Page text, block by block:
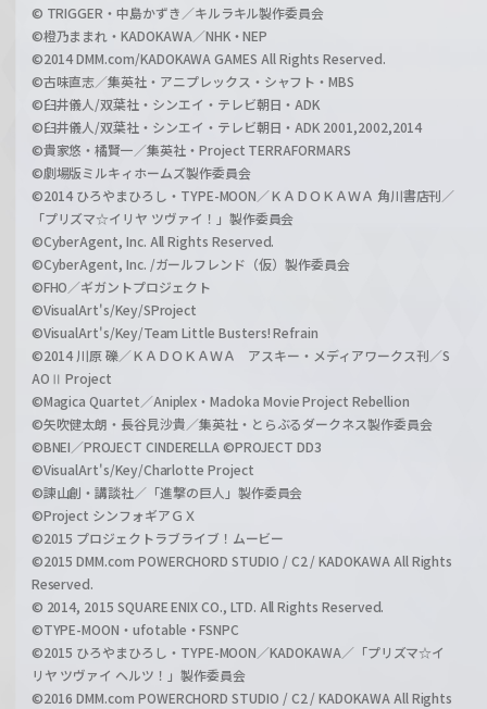
© TRIGGER・中島かずき／キルラキル製作委員会
©橙乃ままれ・KADOKAWA／NHK・NEP
©2014 DMM.com/KADOKAWA GAMES All Rights Reserved.
©古味直志／集英社・アニプレックス・シャフト・MBS
©臼井儀人/双葉社・シンエイ・テレビ朝日・ADK
©臼井儀人/双葉社・シンエイ・テレビ朝日・ADK 2001,2002,2014
©貴家悠・橘賢一／集英社・Project TERRAFORMARS
©劇場版ミルキィホームズ製作委員会
©2014 ひろやまひろし・TYPE-MOON／ＫＡＤＯＫＡＷＡ 角川書店刊／
「プリズマ☆イリヤ ツヴァイ！」製作委員会
©CyberAgent, Inc. All Rights Reserved.
©CyberAgent, Inc. /ガールフレンド（仮）製作委員会
©FHO／ギガントプロジェクト
©VisualArt's/Key/SProject
©VisualArt's/Key/Team Little Busters! Refrain
©2014 川原 礫／ＫＡＤＯＫＡＷＡ アスキー・メディアワークス刊／S
AOⅡ Project
©Magica Quartet／Aniplex・Madoka Movie Project Rebellion
©矢吹健太朗・長谷見沙貴／集英社・とらぶるダークネス製作委員会
©BNEI／PROJECT CINDERELLA ©PROJECT DD3
©VisualArt's/Key/Charlotte Project
©諫山創・講談社／「進撃の巨人」製作委員会
©Project シンフォギアＧＸ
©2015 プロジェクトラブライブ！ムービー
©2015 DMM.com POWERCHORD STUDIO / C2 / KADOKAWA All Rights
Reserved.
© 2014, 2015 SQUARE ENIX CO., LTD. All Rights Reserved.
©TYPE-MOON・ufotable・FSNPC
©2015 ひろやまひろし・TYPE-MOON／KADOKAWA／「プリズマ☆イ
リヤ ツヴァイ ヘルツ！」製作委員会
©2016 DMM.com POWERCHORD STUDIO / C2 / KADOKAWA All Rights